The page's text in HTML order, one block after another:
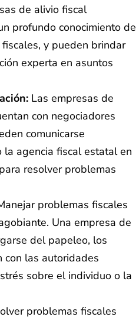
de alivio fiscal
profundo conocimiento de
y pueden brindar
experta en asuntos
Las empresas de
con negociadores
comunicarse
la agencia fiscal estatal en
resolver problemas
problemas fiscales
Una empresa de
del papeleo, los
con las autoridades
sobre el individuo o la
problemas fiscales